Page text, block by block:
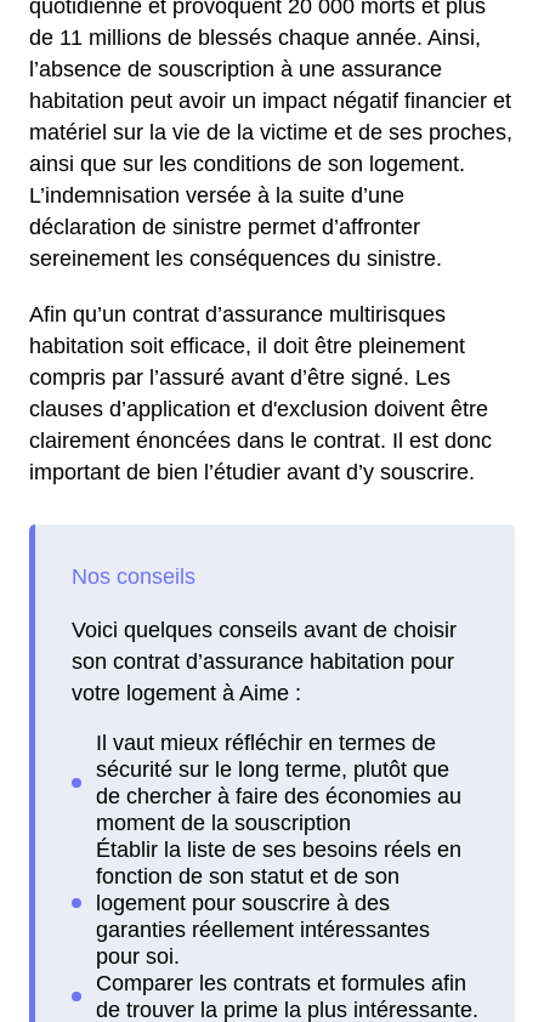
quotidienne et provoquent 20 000 morts et plus
de 11 millions de blessés chaque année. Ainsi,
l’absence de souscription à une assurance
habitation peut avoir un impact négatif financier et
matériel sur la vie de la victime et de ses proches,
ainsi que sur les conditions de son logement.
L’indemnisation versée à la suite d’une
déclaration de sinistre permet d’affronter
sereinement les conséquences du sinistre.
Afin qu’un contrat d’assurance multirisques
habitation soit efficace, il doit être pleinement
compris par l’assuré avant d’être signé. Les
clauses d’application et d'exclusion doivent être
clairement énoncées dans le contrat. Il est donc
important de bien l’étudier avant d’y souscrire.
Voici quelques conseils avant de choisir
son contrat d’assurance habitation pour
votre logement à Aime :